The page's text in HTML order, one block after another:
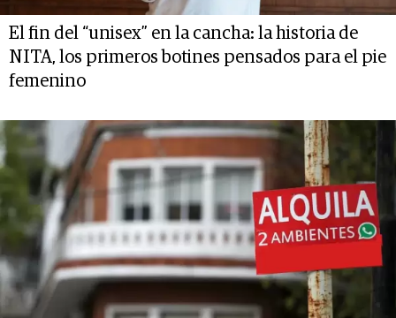
El fin del “unisex” en la cancha: la historia de
NITA, los primeros botines pensados para el pie
femenino